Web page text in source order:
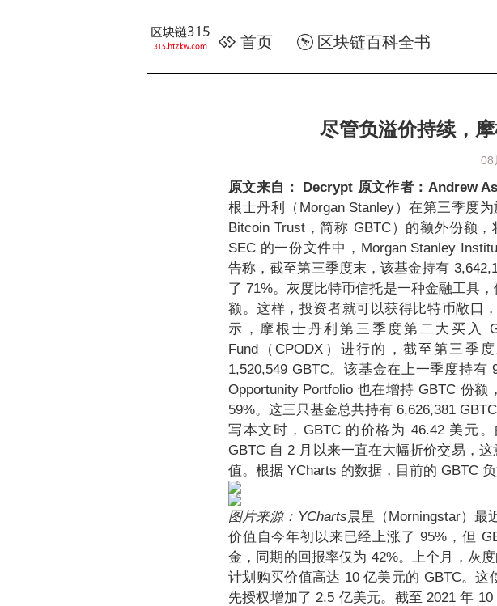
首页 区块链百科全书
尽管负溢价持续，
08
原文来自： Decrypt 原文作者：Andrew
根士丹利（Morgan Stanley）在第三季度
Bitcoin Trust，简称 GBTC）的额外份额
SEC 的一份文件中，Morgan Stanley
告称，截至第三季度末，该基金持有
了 71%。灰度比特币信托是一种金融工具
额。这样，投资者就可以获得比特币敞口
示，摩根士丹利第三季度第二大买入
Fund（CPODX）进行的，截至第三季
1,520,549 GBTC。该基金在上一季度持有
Opportunity Portfolio 也在增持 GBTC 份
59%。这三只基金总共持有 6,626,381
写本文时，GBTC 的价格为 46.42 美元
GBTC 自 2 月以来一直在大幅折价交易，
值。根据 YCharts 的数据，目前的 GBTC 负
图片来源：YCharts晨星（Morningstar）最
价值自今年初以来已经上涨了 95%，但
金，同期的回报率仅为 42%。上个月，灰
计划购买价值高达 10 亿美元的 GBTC。
先授权增加了 2.5 亿美元。截至 2021 年